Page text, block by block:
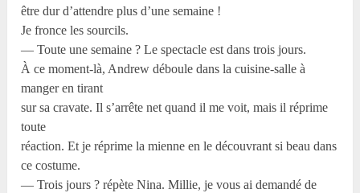
être dur d’attendre plus d’une semaine !
Je fronce les sourcils.
— Toute une semaine ? Le spectacle est dans trois jours.
À ce moment-là, Andrew déboule dans la cuisine-salle à
manger en tirant
sur sa cravate. Il s’arrête net quand il me voit, mais il réprime
toute
réaction. Et je réprime la mienne en le découvrant si beau dans
ce costume.
— Trois jours ? répète Nina. Millie, je vous ai demandé de